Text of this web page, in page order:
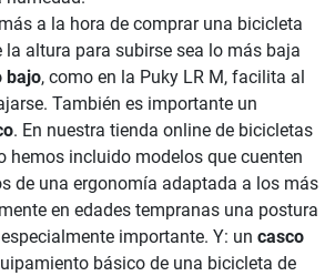
a la hora de comprar una bicicleta
la altura para subirse sea lo más baja
bajo, como en la Puky LR M, facilita al
También es importante un
. En nuestra tienda online de bicicletas
hemos incluido modelos que cuenten
de una ergonomía adaptada a los más
en edades tempranas una postura
importante. Y: un casco
básico de una bicicleta de